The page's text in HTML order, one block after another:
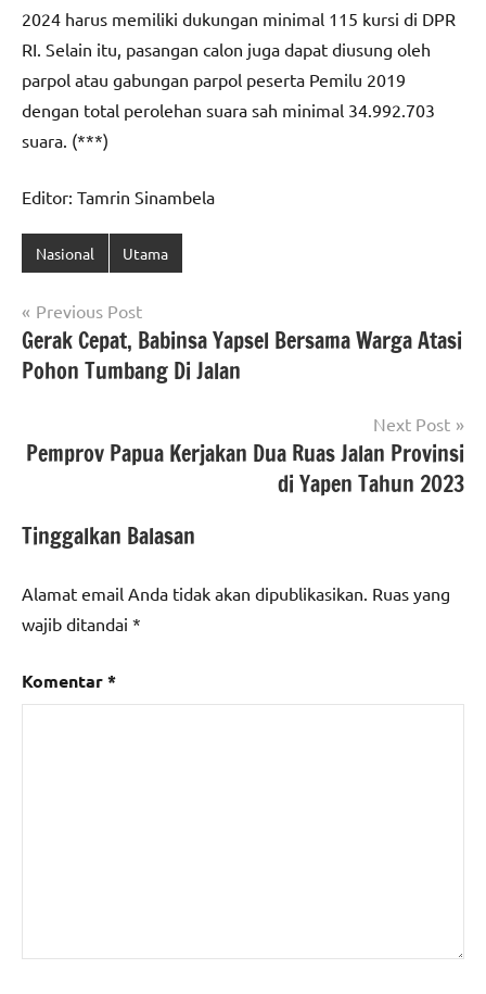
2024 harus memiliki dukungan minimal 115 kursi di DPR
RI. Selain itu, pasangan calon juga dapat diusung oleh
parpol atau gabungan parpol peserta Pemilu 2019
dengan total perolehan suara sah minimal 34.992.703
suara. (***)
Editor: Tamrin Sinambela
Nasional Utama
Navigasi
pos
Previous Post
Gerak Cepat, Babinsa Yapsel Bersama Warga Atasi
Pohon Tumbang Di Jalan
Next Post
Pemprov Papua Kerjakan Dua Ruas Jalan Provinsi
di Yapen Tahun 2023
Tinggalkan Balasan
Alamat email Anda tidak akan dipublikasikan. Ruas yang
wajib ditandai *
Komentar*